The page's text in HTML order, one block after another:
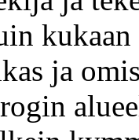
ja